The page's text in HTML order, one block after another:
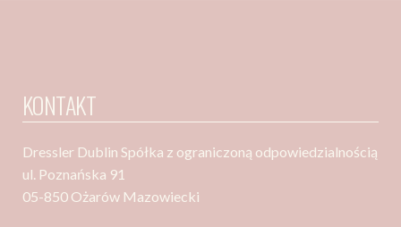
KONTAKT
Dressler Dublin Spółka z ograniczoną odpowiedzialnością
ul. Poznańska 91
05-850 Ożarów Mazowiecki